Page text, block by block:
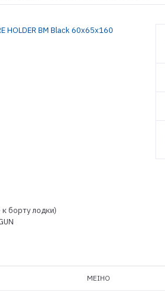
борту лодки)
MEIHO